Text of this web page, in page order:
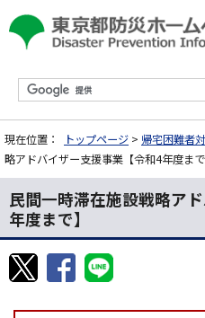
現在位置： トップページ > 帰宅困難者
略アドバイザー支援事業【令和4年度まで
民間一時滞在施設戦略ア
年度まで】